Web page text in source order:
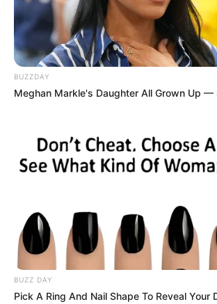
BUZZDAY
Meghan Markle's Daughter All Grown Up —
BUZZ DAY
Pick A Ring And Nail Shape To Reveal Your